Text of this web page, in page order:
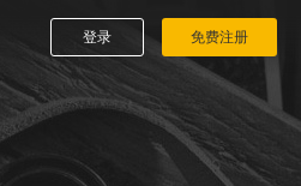
登录 免费注册